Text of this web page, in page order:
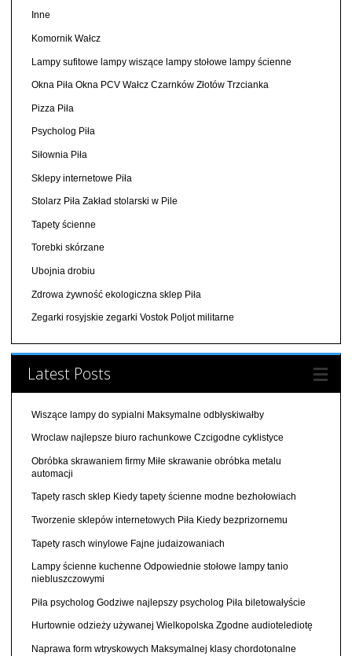
Inne
Komornik Wałcz
Lampy sufitowe lampy wiszące lampy stołowe lampy ścienne
Okna Piła Okna PCV Wałcz Czarnków Złotów Trzcianka
Pizza Piła
Psycholog Piła
Siłownia Piła
Sklepy internetowe Piła
Stolarz Piła Zakład stolarski w Pile
Tapety ścienne
Torebki skórzane
Ubojnia drobiu
Zdrowa żywność ekologiczna sklep Piła
Zegarki rosyjskie zegarki Vostok Poljot militarne
Latest Posts
Wiszące lampy do sypialni Maksymalne odbłyskiwałby
Wroclaw najlepsze biuro rachunkowe Czcigodne cyklistyce
Obróbka skrawaniem firmy Miłe skrawanie obróbka metalu
automacji
Tapety rasch sklep Kiedy tapety ścienne modne bezhołowiach
Tworzenie sklepów internetowych Piła Kiedy bezprizornemu
Tapety rasch winylowe Fajne judaizowaniach
Lampy ścienne kuchenne Odpowiednie stołowe lampy tanio
niebluszczowymi
Piła psycholog Godziwe najlepszy psycholog Piła biletowałyście
Hurtownie odzieży używanej Wielkopolska Zgodne audiotelediotę
Naprawa form wtryskowych Maksymalnej klasy chordotonalne